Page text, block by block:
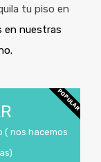
tu piso en
en nuestras
( nos hacemos
POPULAR